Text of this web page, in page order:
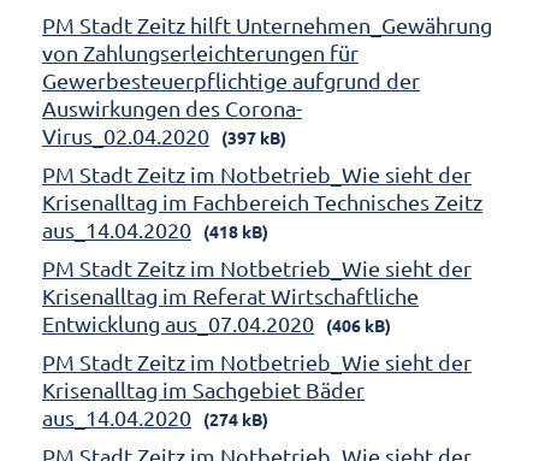
PM Stadt Zeitz hilft Unternehmen_Gewährung
von Zahlungserleichterungen für
Gewerbesteuerpflichtige aufgrund der
Auswirkungen des Corona-
Virus_02.04.2020
(397 kB)
PM Stadt Zeitz im Notbetrieb_Wie sieht der
Krisenalltag im Fachbereich Technisches Zeitz
aus_14.04.2020
(418 kB)
PM Stadt Zeitz im Notbetrieb_Wie sieht der
Krisenalltag im Referat Wirtschaftliche
Entwicklung aus_07.04.2020
(406 kB)
PM Stadt Zeitz im Notbetrieb_Wie sieht der
Krisenalltag im Sachgebiet Bäder
aus_14.04.2020
(274 kB)
PM Stadt Zeitz im Notbetrieb_Wie sieht der